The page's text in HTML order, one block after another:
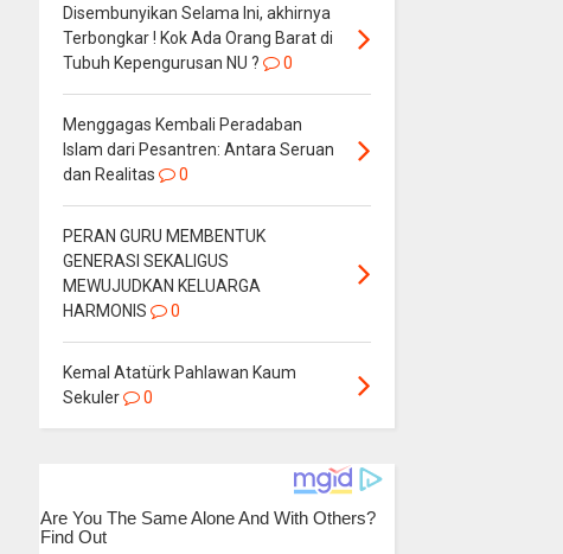
Disembunyikan Selama Ini, akhirnya
Terbongkar ! Kok Ada Orang Barat di
Tubuh Kepengurusan NU ?
0
Menggagas Kembali Peradaban
Islam dari Pesantren: Antara Seruan
dan Realitas
0
PERAN GURU MEMBENTUK
GENERASI SEKALIGUS
MEWUJUDKAN KELUARGA
HARMONIS
0
Kemal Atatürk Pahlawan Kaum
Sekuler
0